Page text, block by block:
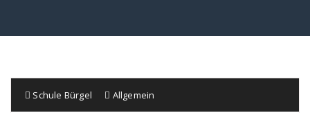
Schule Bürgel Allgemein